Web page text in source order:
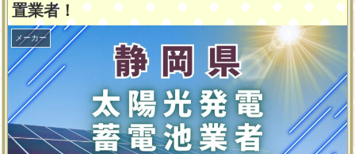
置業者！
メーカー